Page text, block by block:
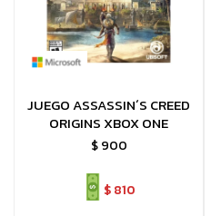
JUEGO ASSASSIN´S CREED
ORIGINS XBOX ONE
$ 900
$810